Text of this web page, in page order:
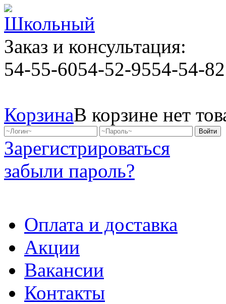
Заказ и консультация:
54-55-6054-52-9554-54-82
КорзинаВ корзине нет
Зарегистрироваться
забыли пароль?
Оплата и доставка
Акции
Вакансии
Контакты